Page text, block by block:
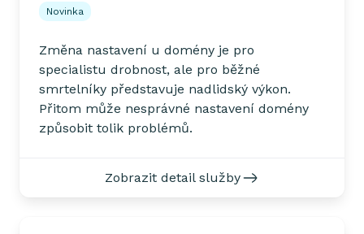
Novinka
Změna nastavení u domény je pro
specialistu drobnost, ale pro běžné
smrtelníky představuje nadlidský výkon.
Přitom může nesprávné nastavení domény
způsobit tolik problémů.
Zobrazit detail služby